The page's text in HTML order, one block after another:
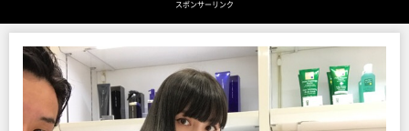
スポンサーリンク